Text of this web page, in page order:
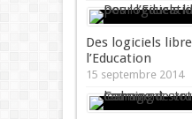
Des logiciels
l’Education
15 septembre 2014